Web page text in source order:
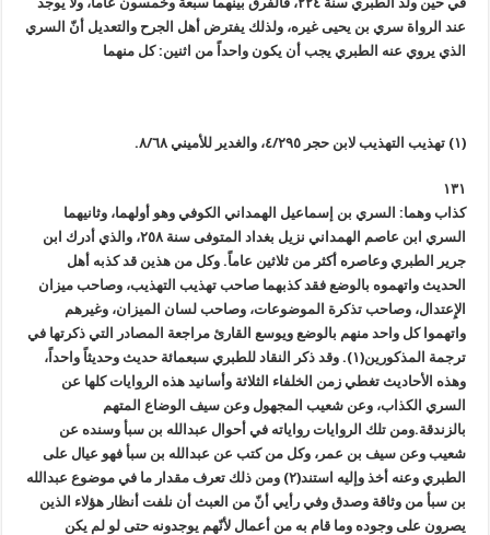
عند الرواة سري بن يحيى غيره، ولذلك يفترض أهل الجرح والتعديل أنّ السري
الذي يروي عنه الطبري يجب أن يكون واحداً من اثنين: كل منهما
(١) تهذيب التهذيب لابن حجر ٤/٢٩٥، والغدير للأميني ٨/٦٨.
١٣١
كذاب وهما: السري بن إسماعيل الهمداني الكوفي وهو أولهما، وثانيهما
السري ابن عاصم الهمداني نزيل بغداد المتوفى سنة ٢٥٨، والذي أدرك ابن
جرير الطبري وعاصره أكثر من ثلاثين عاماً. وكل من هذين قد كذبه أهل
الحديث واتهموه بالوضع فقد كذبهما صاحب تهذيب التهذيب، وصاحب ميزان
الإِعتدال، وصاحب تذكرة الموضوعات، وصاحب لسان الميزان، وغيرهم
واتهموا كل واحد منهم بالوضع ويوسع القارئ مراجعة المصادر التي ذكرتها في
ترجمة المذكورين(١). وقد ذكر النقاد للطبري سبعمائة حديث وحديثاً واحداً،
وهذه الأحاديث تغطي زمن الخلفاء الثلاثة وأسانيد هذه الروايات كلها عن
السري الكذاب، وعن شعيب المجهول وعن سيف الوضاع المتهم
بالزندقة.ومن تلك الروايات رواياته في أحوال عبدالله بن سبأ وسنده عن
شعيب وعن سيف بن عمر، وكل من كتب عن عبدالله بن سبأ فهو عيال على
الطبري وعنه أخذ وإليه استند(٢) ومن ذلك تعرف مقدار ما في موضوع عبدالله
بن سبأ من وثاقة وصدق وفي رأيي أنّ من العبث أن نلفت أنظار هؤلاء الذين
يصرون على وجوده وما قام به من أعمال لأنّهم يوجدونه حتى لو لم يكن